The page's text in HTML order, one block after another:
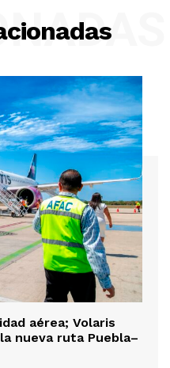
aérea; Volaris
nueva ruta Puebla–